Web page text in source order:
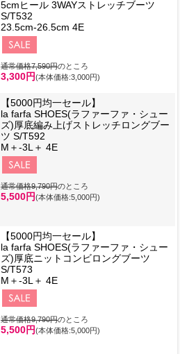
5cmヒール 3WAYストレッチブーツ
S/T532
23.5cm-26.5cm 4E
通常価格7,590円のところ
3,300円(本体価格:3,000円)
【5000円均一セール】
la farfa SHOES(ラファーファ・シュー
ズ)厚底編み上げストレッチロングブー
ツ S/T592
M＋-3L＋ 4E
通常価格9,790円のところ
5,500円(本体価格:5,000円)
【5000円均一セール】
la farfa SHOES(ラファーファ・シュー
ズ)厚底ニットコンビロングブーツ
S/T573
M＋-3L＋ 4E
通常価格9,790円のところ
5,500円(本体価格:5,000円)